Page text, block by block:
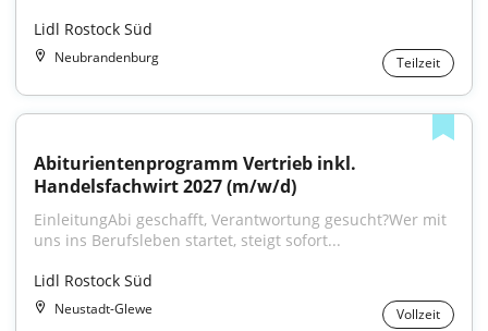
Lidl Rostock Süd
Neubrandenburg Teilzeit
Abiturientenprogramm Vertrieb inkl.
Handelsfachwirt 2027 (m/w/d)
EinleitungAbi geschafft, Verantwortung gesucht?Wer mit
uns ins Berufsleben startet, steigt sofort...
Lidl Rostock Süd
Neustadt-Glewe Vollzeit